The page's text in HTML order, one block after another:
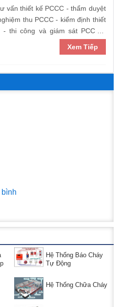
vấn thiết kế PCCC - thẩm duyệt
thu PCCC - kiểm định thiết
- thi công và giám sát PCCC :
nước PCCC,cấp nước công
114 - 028.66 542 542 -
Xem Tiếp
Hệ Thống Báo Cháy
Tự Động
Hệ Thống Chữa Cháy